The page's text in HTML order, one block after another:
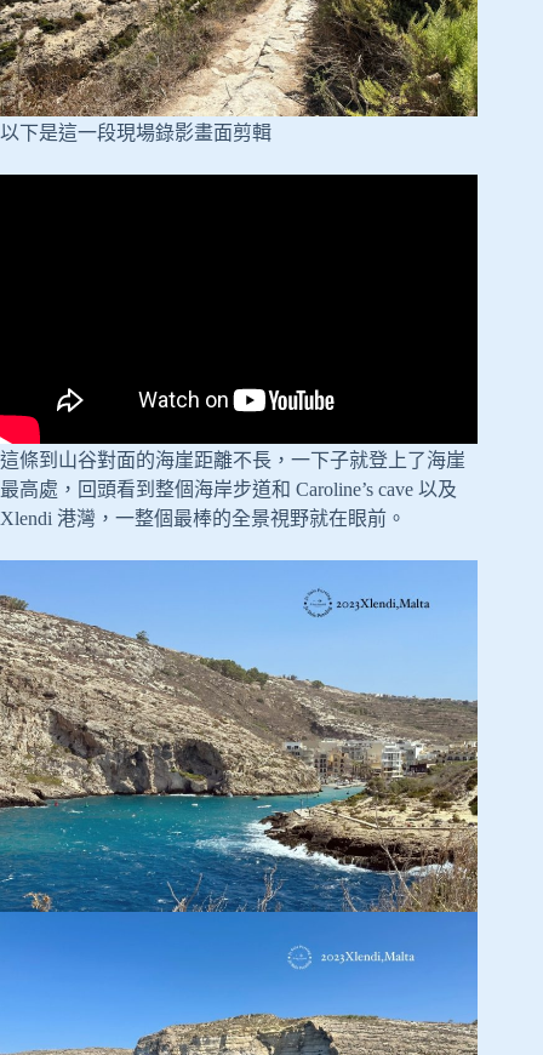
以下是這一段現場錄影畫面剪輯
這條到山谷對面的海崖距離不長，一下子就登上了海崖
最高處，回頭看到整個海岸步道和 Caroline’s cave 以及
Xlendi 港灣，一整個最棒的全景視野就在眼前。